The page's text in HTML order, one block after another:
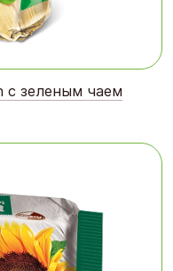
с зеленым чаем